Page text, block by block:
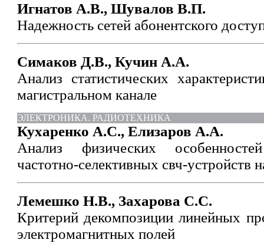
Игнатов А.В., Шувалов В.П.
Надежность сетей абонентского
Симаков Д.В., Кучин А.А.
Анализ статистических
магистральном канале
ЭЛЕКТРОНИКА. РАДИОТЕХНИКА
Кухаренко А.С., Елизаров А.А.
Анализ физических
частотно-селективных свч-устройств
Лемешко Н.В., Захарова С.С.
Критерий декомпозиции линейных
электромагнитных полей